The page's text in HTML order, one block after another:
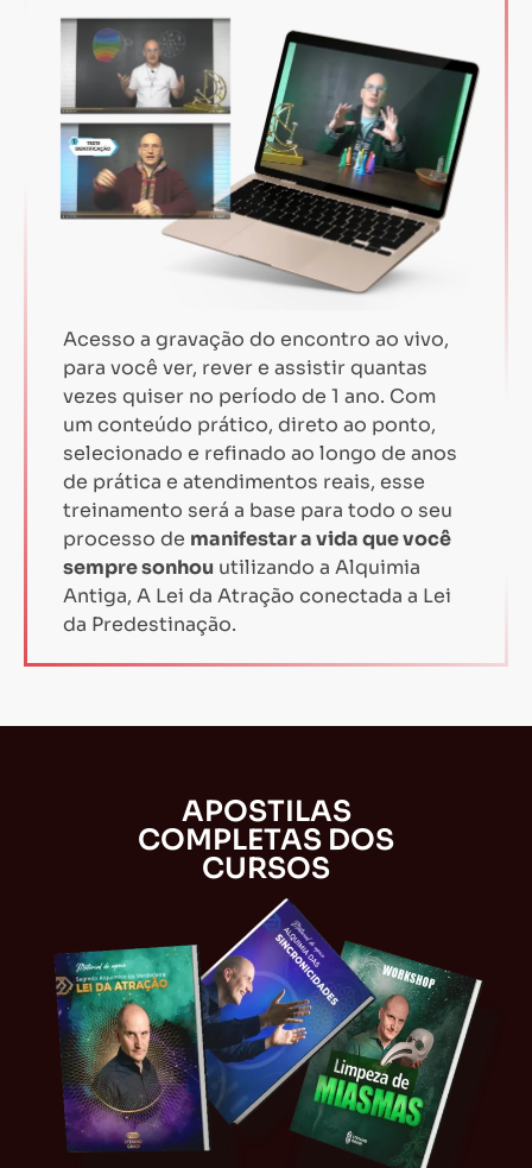
Acesso a gravação do encontro ao vivo,
para você ver, rever e assistir quantas
vezes quiser no período de 1 ano. Com
um conteúdo prático, direto ao ponto,
selecionado e refinado ao longo de anos
de prática e atendimentos reais, esse
treinamento será a base para todo o seu
processo de manifestar a vida que você
sempre sonhou utilizando a Alquimia
Antiga, A Lei da Atração conectada a Lei
da Predestinação.
APOSTILAS
COMPLETAS DOS
CURSOS